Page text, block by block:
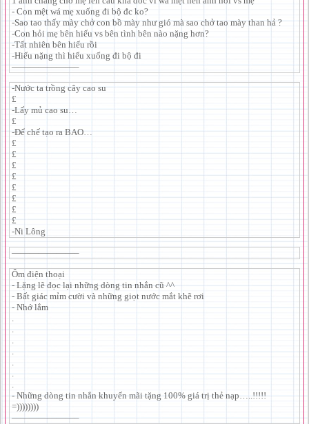
- Con mệt wá mẹ xuống đi bộ đc ko?
-Sao tao thấy mày chở con bồ mày như gió mà sao chở tao mày than hả ?
-Con hỏi mẹ bên hiếu vs bên tình bên nào nặng hơn?
-Tất nhiên bên hiếu rồi
-Hiếu nặng thì hiếu xuống đi bộ đi
———————–
-Nước ta trồng cây cao su
£
-Lấy mủ cao su…
£
-Để chế tạo ra BAO…
£
£
£
£
£
£
£
£
-Ni Lông
———————–
Ôm điện thoại
- Lặng lẽ đọc lại những dòng tin nhắn cũ ^^
- Bất giác mỉm cười và những giọt nước mắt khẽ rơi
- Nhớ lắm
.
.
.
.
.
.
.
- Những dòng tin nhắn khuyến mãi tặng 100% giá trị thẻ nạp…..!!!!!
=))))))))
———————–